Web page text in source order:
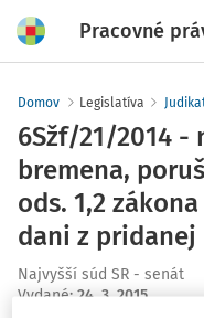
Pracovné
Domov Legislatíva
6Sžf/21/2014 -
bremena,
ods. 1,2
dani z
Najvyšší súd SR - senát
Vydané: 24. 3. 2015